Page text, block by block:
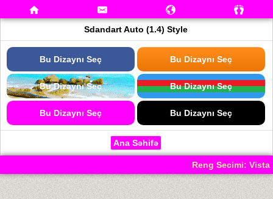
Sdandart Auto (1.4) Style
Bu Dizaynı Seç Bu Dizaynı Seç
Bu Dizaynı Seç Bu Dizaynı Seç
Bu Dizaynı Seç Bu Dizaynı Seç
Ana Səhifə
Reng Secimi: Vista